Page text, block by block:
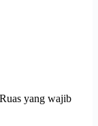
Ruas yang wajib